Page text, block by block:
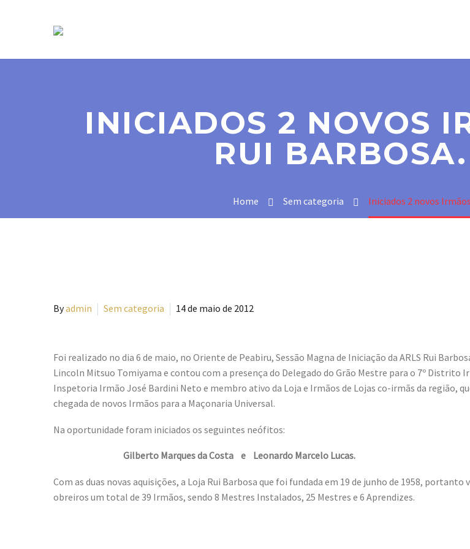
INICIADOS 2 NOVOS
RUI
Home Sem categoria Iniciados 2 novos
Byadmin Sem categoria 14 de maio de 2012
Foi realizado no dia 6 de maio, no Oriente de Peabiru, Sessão Magna de Iniciação da ARLS Rui
Lincoln Mitsuo Tomiyama e contou com a presença do Delegado do Grão Mestre para o 7º Distrito
Inspetoria Irmão José Bardini Neto e membro ativo da Loja e Irmãos de Lojas co-irmãs da região,
chegada de novos Irmãos para a Maçonaria Universal.
Na oportunidade foram iniciados os seguintes neófitos:
Gilberto Marques da Costa e Leonardo Marcelo Lucas.
Com as duas novas aquisições, a Loja Rui Barbosa que foi fundada em 19 de junho de 1958,
obreiros um total de 39 Irmãos, sendo 8 Mestres Instalados, 25 Mestres e 6 Aprendizes.